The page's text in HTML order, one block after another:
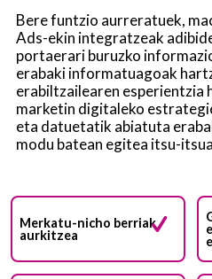
Bere funtzio aurreratuek,
Ads-ekin integratzeak
portaerari buruzko
erabaki informatuagoak
erabiltzailearen esperientzia
marketin digitaleko
eta datuetatik abiatuta
modu batean egitea itsu-
Merkatu-nicho berriak
aurkitzea